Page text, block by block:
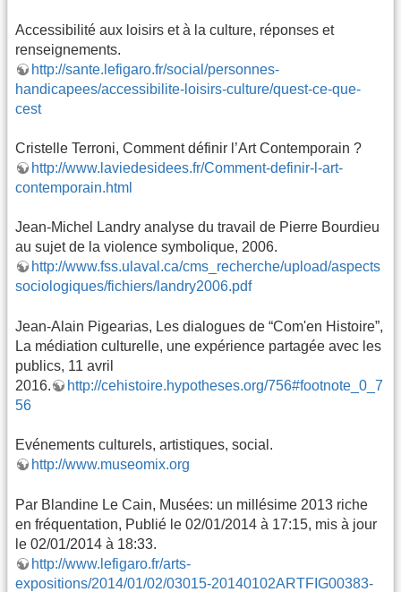
Accessibilité aux loisirs et à la culture, réponses et
renseignements.
http://sante.lefigaro.fr/social/personnes-
handicapees/accessibilite-loisirs-culture/quest-ce-que-
cest
Cristelle Terroni, Comment définir l’Art Contemporain ?
http://www.laviedesidees.fr/Comment-definir-l-art-
contemporain.html
Jean-Michel Landry analyse du travail de Pierre Bourdieu
au sujet de la violence symbolique, 2006.
http://www.fss.ulaval.ca/cms_recherche/upload/aspects
sociologiques/fichiers/landry2006.pdf
Jean-Alain Pigearias, Les dialogues de “Com'en Histoire”,
La médiation culturelle, une expérience partagée avec les
publics, 11 avril
2016.
http://cehistoire.hypotheses.org/756#footnote_0_7
56
Evénements culturels, artistiques, social.
http://www.museomix.org
Par Blandine Le Cain, Musées: un millésime 2013 riche
en fréquentation, Publié le 02/01/2014 à 17:15, mis à jour
le 02/01/2014 à 18:33.
http://www.lefigaro.fr/arts-
expositions/2014/01/02/03015-20140102ARTFIG00383-